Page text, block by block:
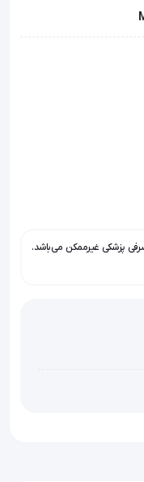
پزشکی غیرممکن می‌باشد.